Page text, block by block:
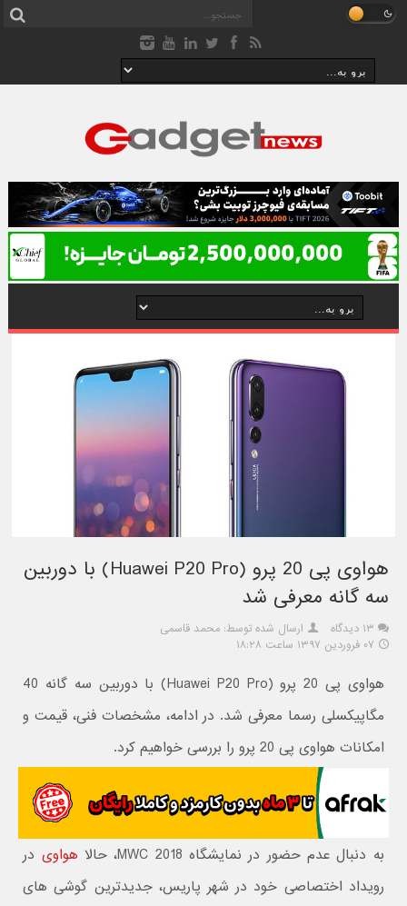
هواوی پی 20 پرو (Huawei P20 Pro) با دوربین
سه گانه معرفی شد
۱۳ دیدگاه
ارسال شده توسط: محمد قاسمی
۰۷ فروردین ۱۳۹۷ ساعت ۱۸:۲۸
هواوی پی 20 پرو (Huawei P20 Pro) با دوربین سه گانه 40
مگاپیکسلی رسما معرفی شد. در ادامه، مشخصات فنی، قیمت و
امکانات هواوی پی 20 پرو را بررسی خواهیم کرد.
به دنبال عدم حضور در نمایشگاه MWC 2018، حالا هواوی در
رویداد اختصاصی خود در شهر پاریس، جدیدترین گوشی های